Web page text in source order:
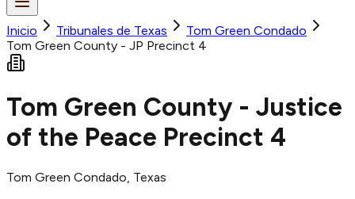
Inicio Tribunales de Texas Tom Green Condado
Tom Green County - JP Precinct 4
Tom Green County - Justice
of the Peace Precinct 4
Tom Green Condado, Texas